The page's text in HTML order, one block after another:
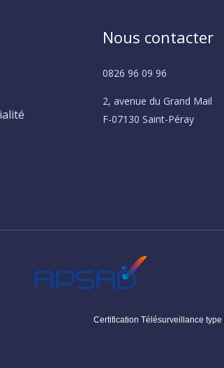
Nous contacter
0826 96 09 96
2, avenue du Grand Mail
F-07130 Saint-Péray
Certification Télésurveillance type